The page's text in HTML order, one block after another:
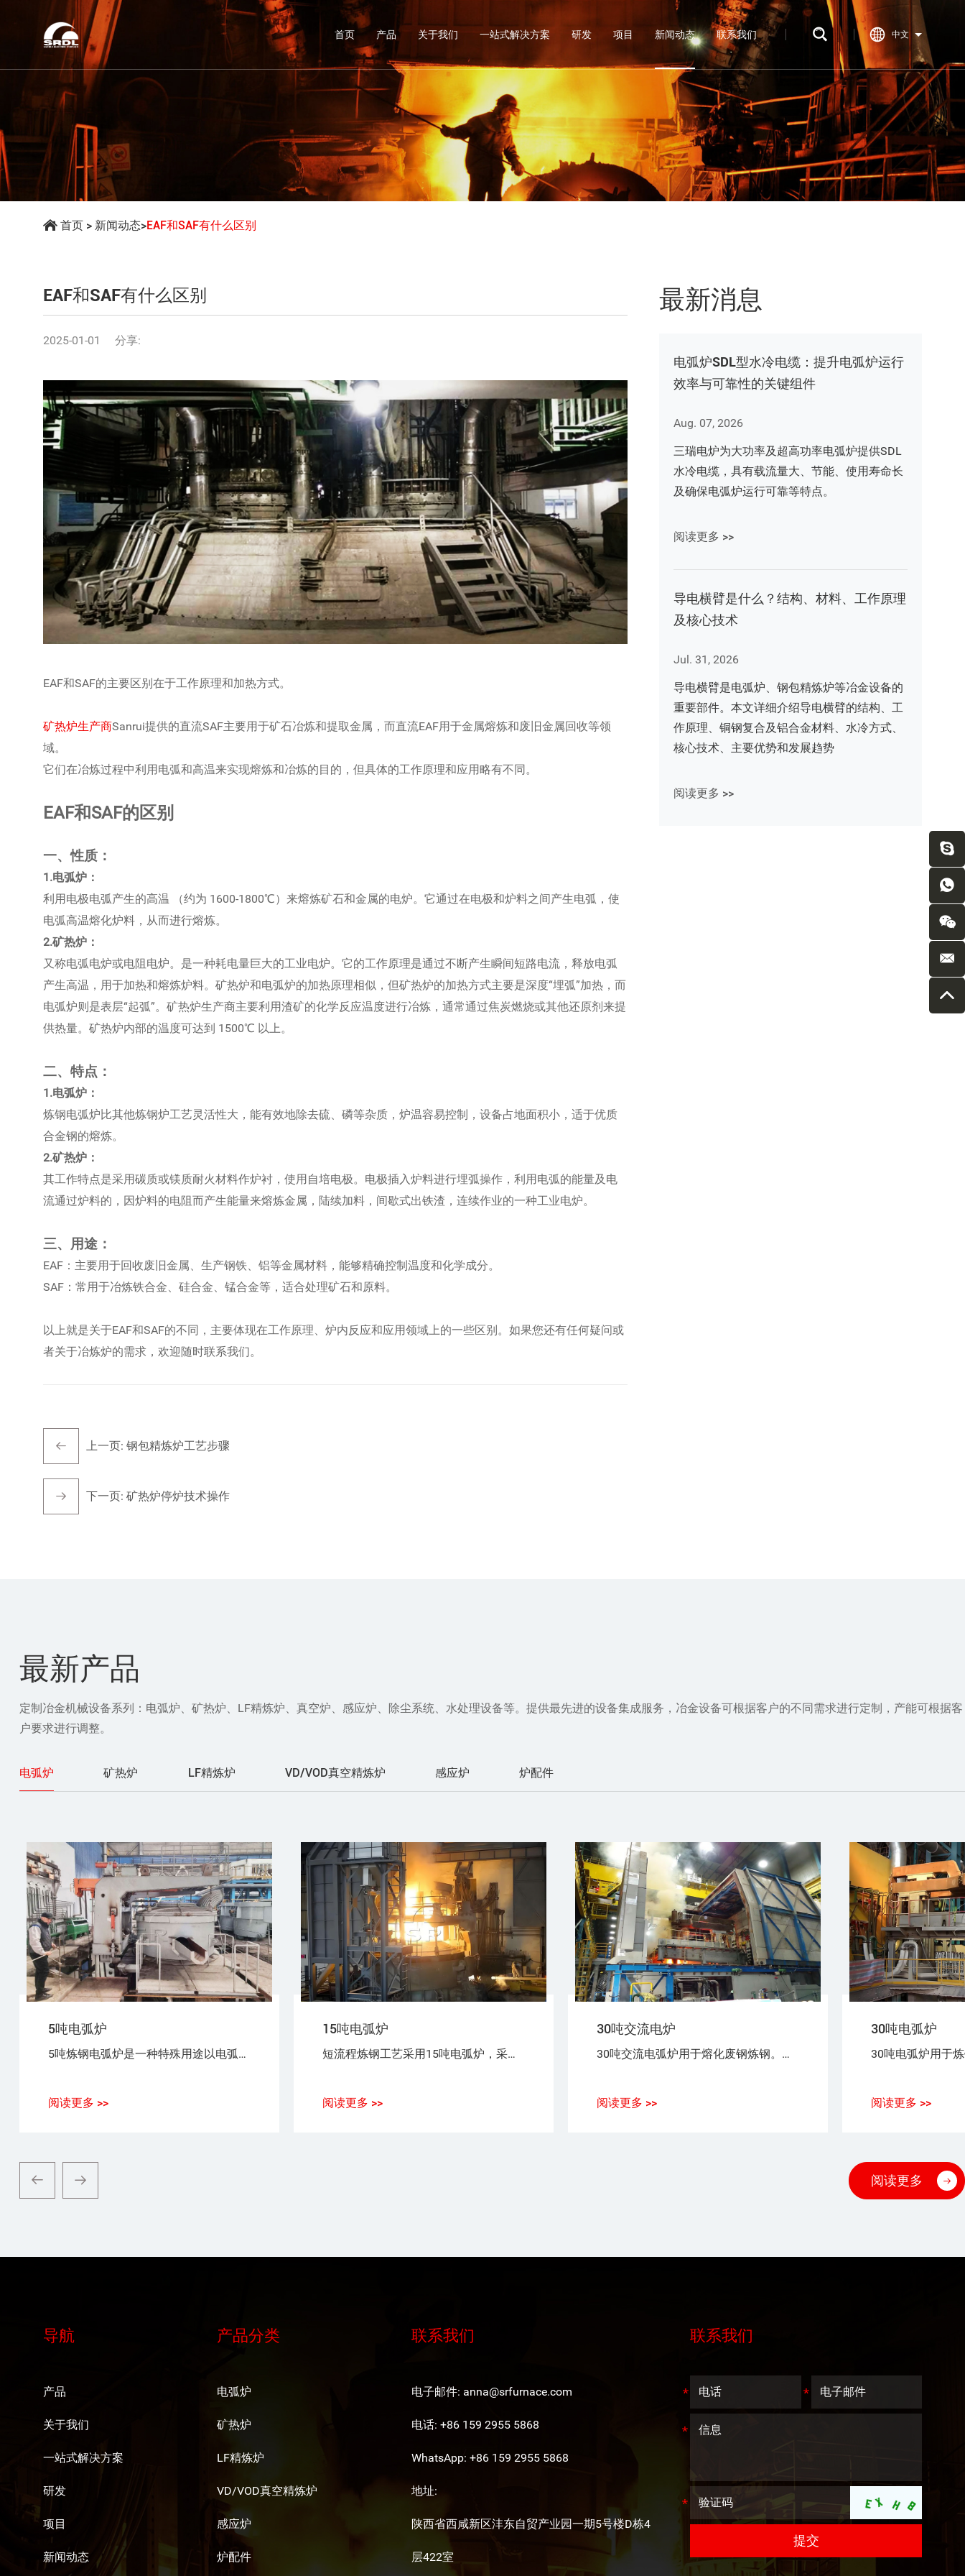
首页 产品 关于我们 一站式解决方案 研发 项目 新闻动态 联系我们 中文
首页 > 新闻动态>EAF和SAF有什么区别
EAF和SAF有什么区别
2025-01-01 分享:
EAF和SAF的主要区别在于工作原理和加热方式。
矿热炉生产商Sanrui提供的直流SAF主要用于矿石冶炼和提取金属，而直流EAF用于金属熔炼和废旧金属回收等领
域。
它们在冶炼过程中利用电弧和高温来实现熔炼和冶炼的目的，但具体的工作原理和应用略有不同。
EAF和SAF的区别
一、性质：
1.电弧炉：
利用电极电弧产生的高温 （约为 1600-1800℃）来熔炼矿石和金属的电炉。它通过在电极和炉料之间产生电弧，使
电弧高温熔化炉料，从而进行熔炼。
2.矿热炉：
又称电弧电炉或电阻电炉。是一种耗电量巨大的工业电炉。它的工作原理是通过不断产生瞬间短路电流，释放电弧
产生高温，用于加热和熔炼炉料。矿热炉和电弧炉的加热原理相似，但矿热炉的加热方式主要是深度“埋弧”加热，而
电弧炉则是表层“起弧”。矿热炉生产商主要利用渣矿的化学反应温度进行冶炼，通常通过焦炭燃烧或其他还原剂来提
供热量。矿热炉内部的温度可达到 1500℃ 以上。
二、特点：
1.电弧炉：
炼钢电弧炉比其他炼钢炉工艺灵活性大，能有效地除去硫、磷等杂质，炉温容易控制，设备占地面积小，适于优质
合金钢的熔炼。
2.矿热炉：
其工作特点是采用碳质或镁质耐火材料作炉衬，使用自培电极。电极插入炉料进行埋弧操作，利用电弧的能量及电
流通过炉料的，因炉料的电阻而产生能量来熔炼金属，陆续加料，间歇式出铁渣，连续作业的一种工业电炉。
三、用途：
EAF：主要用于回收废旧金属、生产钢铁、铝等金属材料，能够精确控制温度和化学成分。
SAF：常用于冶炼铁合金、硅合金、锰合金等，适合处理矿石和原料。
以上就是关于EAF和SAF的不同，主要体现在工作原理、炉内反应和应用领域上的一些区别。如果您还有任何疑问或
者关于冶炼炉的需求，欢迎随时联系我们。
上一页: 钢包精炼炉工艺步骤
下一页: 矿热炉停炉技术操作
最新消息
电弧炉SDL型水冷电缆：提升电弧炉运行
效率与可靠性的关键组件
Aug. 07, 2026
三瑞电炉为大功率及超高功率电弧炉提供SDL
水冷电缆，具有载流量大、节能、使用寿命长
及确保电弧炉运行可靠等特点。
阅读更多 >>
导电横臂是什么？结构、材料、工作原理
及核心技术
Jul. 31, 2026
导电横臂是电弧炉、钢包精炼炉等冶金设备的
重要部件。本文详细介绍导电横臂的结构、工
作原理、铜钢复合及铝合金材料、水冷方式、
核心技术、主要优势和发展趋势
阅读更多 >>
最新产品
定制冶金机械设备系列：电弧炉、矿热炉、LF精炼炉、真空炉、感应炉、除尘系统、水处理设备等。提供最先进的设备集成服务，冶金设备可根据客户的不同需求进行定制，产能可根据客
户要求进行调整。
电弧炉 矿热炉 LF精炼炉 VD/VOD真空精炼炉 感应炉 炉配件
5吨电弧炉
5吨炼钢电弧炉是一种特殊用途以电弧为热源，以废钢（铁）为原料，生产普通钢、优质碳素钢、合金钢、不锈钢的设备。
阅读更多 >>
15吨电弧炉
短流程炼钢工艺采用15吨电弧炉，采用100%废钢或废钢+铁水（生铁），或废钢+海绵铁（DRI）作为炼钢原料。
阅读更多 >>
30吨交流电炉
30吨交流电弧炉用于熔化废钢炼钢。电能用于熔化废钢。带电材料和电极之间形成电弧。
阅读更多 >>
30吨电弧炉
阅读更多 >>
阅读更多
导航
产品
关于我们
一站式解决方案
研发
项目
新闻动态
产品分类
电弧炉
矿热炉
LF精炼炉
VD/VOD真空精炼炉
感应炉
炉配件
联系我们
电子邮件: anna@srfurnace.com
电话: +86 159 2955 5868
WhatsApp: +86 159 2955 5868
地址:
陕西省西咸新区沣东自贸产业园一期5号楼D栋4
层422室
联系我们